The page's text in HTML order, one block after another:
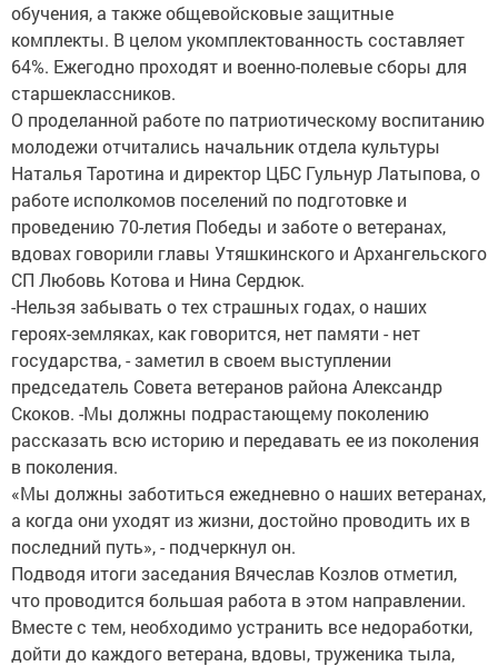
обучения, а также общевойсковые защитные
комплекты. В целом укомплектованность составляет
64%. Ежегодно проходят и военно-полевые сборы для
старшеклассников.
О проделанной работе по патриотическому воспитанию
молодежи отчитались начальник отдела культуры
Наталья Таротина и директор ЦБС Гульнур Латыпова, о
работе исполкомов поселений по подготовке и
проведению 70-летия Победы и заботе о ветеранах,
вдовах говорили главы Утяшкинского и Архангельского
СП Любовь Котова и Нина Сердюк.
-Нельзя забывать о тех страшных годах, о наших
героях-земляках, как говорится, нет памяти - нет
государства, - заметил в своем выступлении
председатель Совета ветеранов района Александр
Скоков. -Мы должны подрастающему поколению
рассказать всю историю и передавать ее из поколения
в поколения.
«Мы должны заботиться ежедневно о наших ветеранах,
а когда они уходят из жизни, достойно проводить их в
последний путь», - подчеркнул он.
Подводя итоги заседания Вячеслав Козлов отметил,
что проводится большая работа в этом направлении.
Вместе с тем, необходимо устранить все недоработки,
дойти до каждого ветерана, вдовы, труженика тыла,